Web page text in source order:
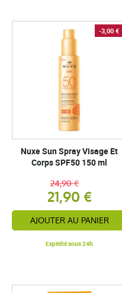
-3,00 €
Nuxe Sun Spray Visage Et
Corps SPF50 150 ml
21,90 €
24,90 €
AJOUTER AU PANIER
Expédié sous 24h